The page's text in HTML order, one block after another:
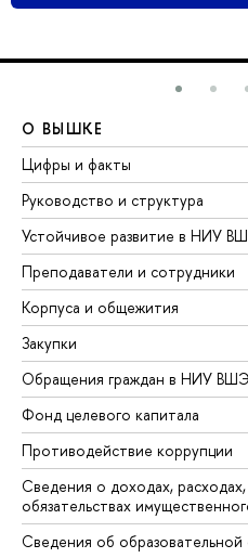
О ВЫШКЕ
Цифры и факты
Руководство и структура
Устойчивое развитие в НИУ
Преподаватели и сотрудники
Корпуса и общежития
Закупки
Обращения граждан в НИУ ВШЭ
Фонд целевого капитала
Противодействие коррупции
Сведения о доходах,
обязательствах
Сведения об образовательной